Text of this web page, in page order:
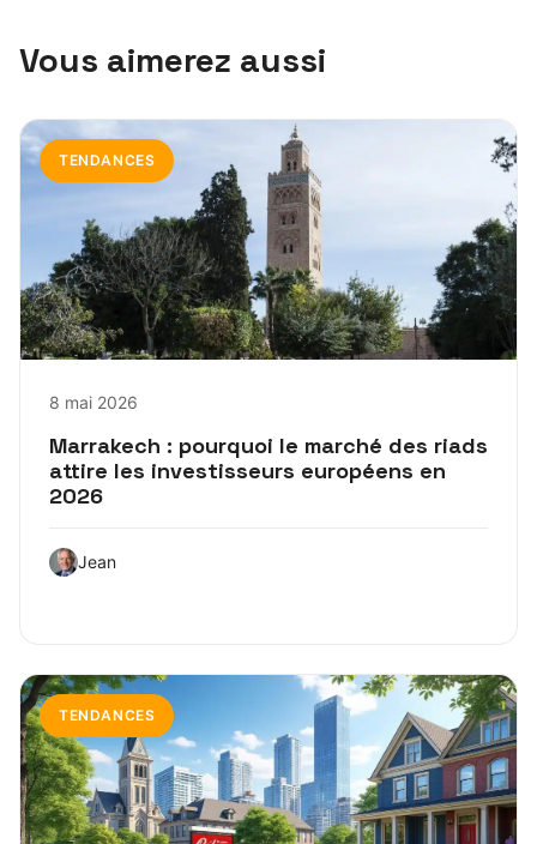
Vous aimerez aussi
TENDANCES
8 mai 2026
Marrakech : pourquoi le marché des riads
attire les investisseurs européens en
2026
Jean
TENDANCES